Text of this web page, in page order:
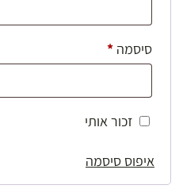
סיסמה *חובה
זכור אותי
איפוס סיסמה